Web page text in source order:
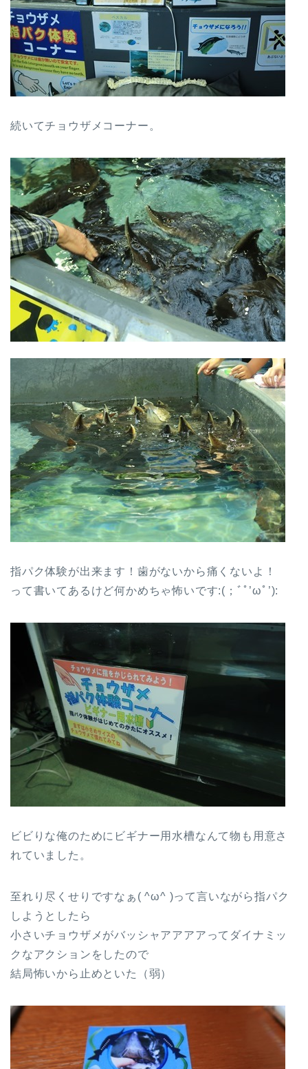
続いてチョウザメコーナー。
指パク体験が出来ます！歯がないから痛くないよ！
って書いてあるけど何かめちゃ怖いです:(；ﾞﾟ’ωﾟ’):
ビビりな俺のためにビギナー用水槽なんて物も用意さ
れていました。
至れり尽くせりですなぁ( ^ω^ )って言いながら指パク
しようとしたら
小さいチョウザメがバッシャアアアアってダイナミッ
クなアクションをしたので
結局怖いから止めといた（弱）